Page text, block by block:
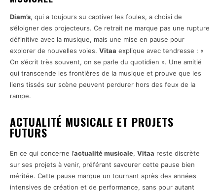
Diam’s, qui a toujours su captiver les foules, a choisi de
s’éloigner des projecteurs. Ce retrait ne marque pas une rupture
définitive avec la musique, mais une mise en pause pour
explorer de nouvelles voies. Vitaa explique avec tendresse : «
On s’écrit très souvent, on se parle du quotidien ». Une amitié
qui transcende les frontières de la musique et prouve que les
liens tissés sur scène peuvent perdurer hors des feux de la
rampe.
ACTUALITÉ MUSICALE ET PROJETS
FUTURS
En ce qui concerne l’actualité musicale, Vitaa reste discrète
sur ses projets à venir, préférant savourer cette pause bien
méritée. Cette pause marque un tournant après des années
intensives de création et de performance, sans pour autant